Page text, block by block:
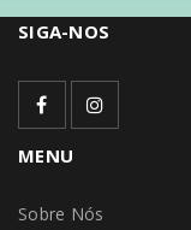
SIGA-NOS
MENU
Sobre Nós